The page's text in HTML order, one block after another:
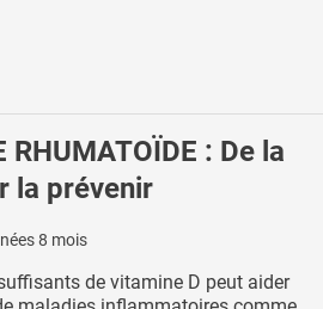
RHUMATOÏDE : De la
la prévenir
8 mois
de vitamine D peut aider